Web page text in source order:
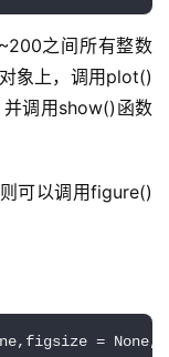
之间所有整数
象上，调用plot()
调用show()函数
可以调用figure()
=